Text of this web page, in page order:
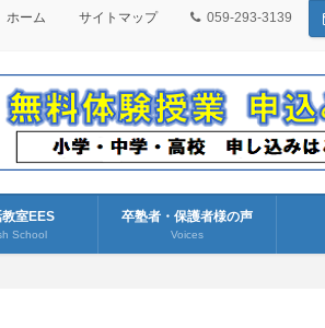
ホーム サイトマップ 059-293-3139
室EES
School
卒塾者・保護者様の声
Voices